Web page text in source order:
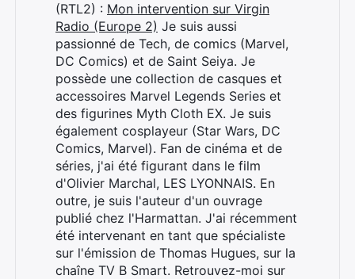
(RTL2) : Mon intervention sur Virgin
Radio (Europe 2) Je suis aussi
passionné de Tech, de comics (Marvel,
DC Comics) et de Saint Seiya. Je
possède une collection de casques et
accessoires Marvel Legends Series et
des figurines Myth Cloth EX. Je suis
également cosplayeur (Star Wars, DC
Comics, Marvel). Fan de cinéma et de
séries, j'ai été figurant dans le film
d'Olivier Marchal, LES LYONNAIS. En
outre, je suis l'auteur d'un ouvrage
publié chez l'Harmattan. J'ai récemment
été intervenant en tant que spécialiste
sur l'émission de Thomas Hugues, sur la
chaîne TV B Smart. Retrouvez-moi sur